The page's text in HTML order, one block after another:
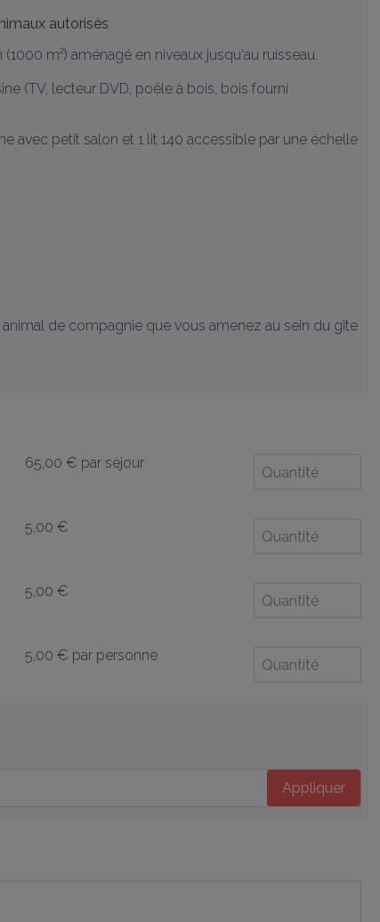
autorisés
m²) aménagé en niveaux jusqu'au ruisseau.
(TV, lecteur DVD, poêle à bois, bois fourni
avec petit salon et 1 lit 140 accessible par une échelle
de compagnie que vous amenez au sein du gîte
65,00 € par séjour
5,00 €
5,00 €
5,00 € par personne
Appliquer